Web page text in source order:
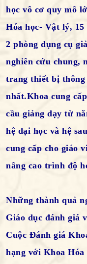
học vô cơ quy mô
Hóa học- Vật lý,
2 phòng dụng cụ
nghiên cứu chung,
trang thiết bị
nhất.Khoa cung
cầu giảng dạy từ
hệ đại học và hệ
cung cấp cho giáo
nâng cao trình độ
Những thành quả
Giáo dục đánh giá
Cuộc Đánh giá
hạng với Khoa